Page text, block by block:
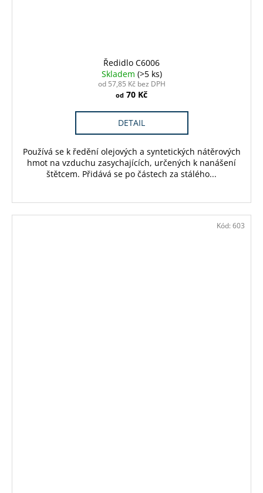
Ředidlo C6006
Skladem (>5 ks)
od 57,85 Kč bez DPH
od 70 Kč
DETAIL
Používá se k ředění olejových a syntetických nátěrových
hmot na vzduchu zasychajících, určených k nanášení
štětcem. Přidává se po částech za stálého...
Kód: 603